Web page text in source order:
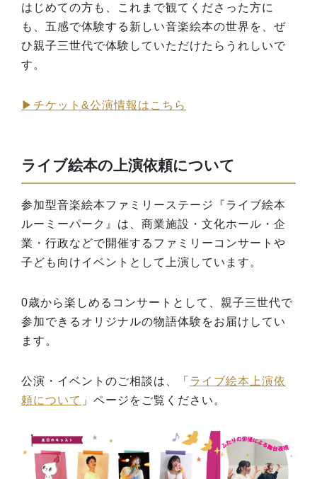
はじめての方も、これまで観てくださった方に
も、五感で体験する新しい音楽絵本の世界を、ぜ
ひ親子三世代で体験していただけたらうれしいで
す。
▶チケット&公演情報はこちら
ライブ絵本の上演依頼について
参加型音楽絵本ファミリーステージ『ライブ絵本
ルーミーパーク』は、商業施設・文化ホール・企
業・行政などで開催するファミリーコンサートや
子ども向けイベントとして上演しています。
0歳から楽しめるコンサートとして、親子三世代で
参加できるオリジナルの物語体験をお届けしてい
ます。
公演・イベントのご相談は、「 ライブ絵本上演依
頼について 」ページをご覧ください。